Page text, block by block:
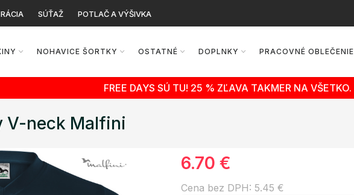
SÚŤAŽ POTLAČ A VÝŠIVKA
NOHAVICE ŠORTKY OSTATNÉ DOPLNKY PRACOVNÉ OBLEČENIE
FREE DAYS SÚ TU! 25 % ZĽAVA TAKMER NA VŠETKO.
V-neck Malfini
6.70 €
Cena bez DPH: 5.45 €